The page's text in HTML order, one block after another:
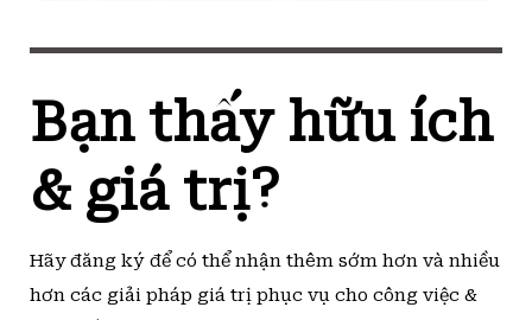
Bạn thấy hữu ích
& giá trị?
Hãy đăng ký để có thể nhận thêm sớm hơn và nhiều
hơn các giải pháp giá trị phục vụ cho công việc &